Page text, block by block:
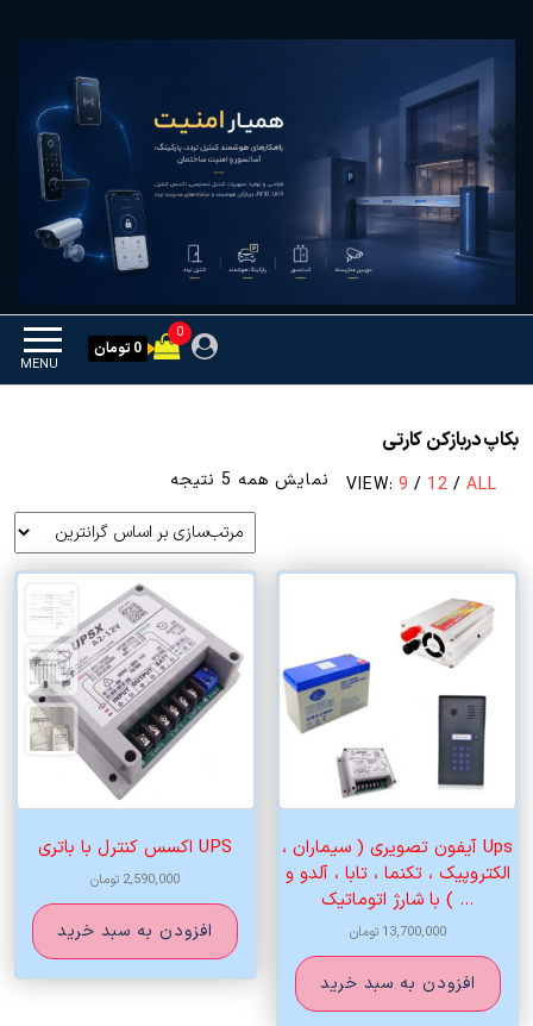
همیار امنیت
MENU
0
0 تومان
بکاپ دربازکن کارتی
VIEW: 9 / 12 / ALL نمایش همه 5 نتیجه
بر
اساس
قیمت:
زیاد
به
کم
Ups آیفون تصویری ( سیماران ،
الکتروپیک ، تکنما ، تابا ، آلدو و
… ) با شارژ اتوماتیک
13,700,000 تومان
افزودن به سبد خرید
UPS اکسس کنترل با باتری
2,590,000 تومان
افزودن به سبد خرید